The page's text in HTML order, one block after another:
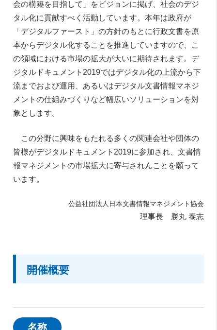
会の構築を目指して」をビジョンに掲げ、社会のデジ
タル化に貢献すべく活動しています。本年は政府が
「デジタルファースト」の方針のもとに行政文書を原
本からデジタル化することを推進していますので、こ
の領域における市場の拡大が大いに期待されます。デ
ジタルドキュメント2019ではデジタル化の上流から下
流までおよび運用、あるいはデジタル文書情報マネジ
メントの仕組みづくりなど幅広いソリューションを対
象とします。
この分野に興味をもたれる多くの関連会社や団体の
皆様がデジタルドキュメント2019に参加され、文書情
報マネジメントの市場拡大に寄与されんことを願って
います。
公益社団法人日本文書情報マネジメント協会
理事長 勝丸 泰志
開催概要
名称